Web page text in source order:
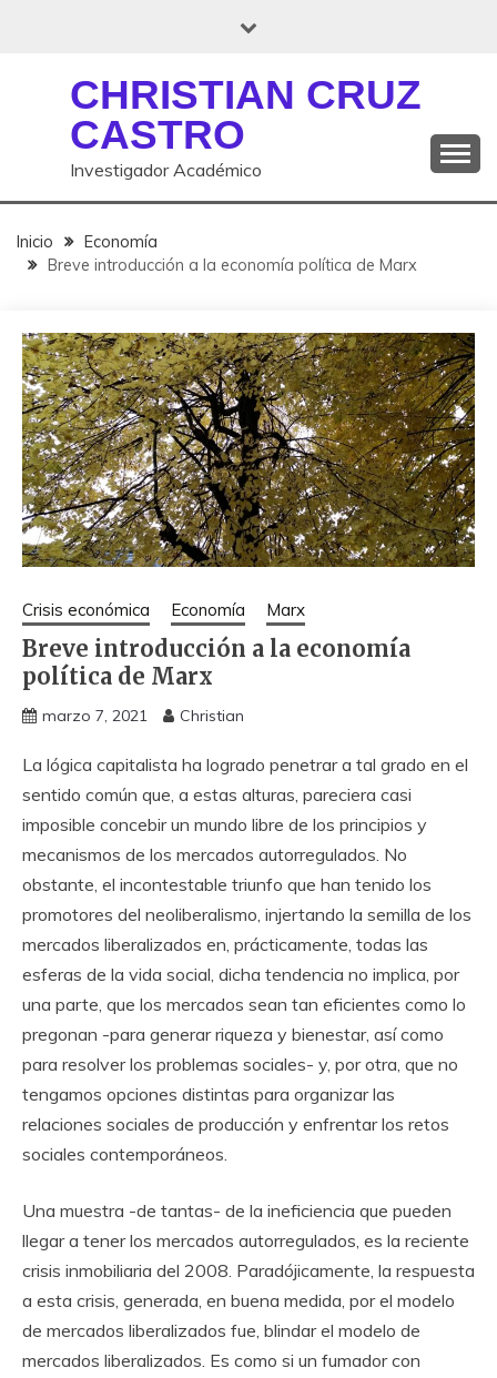
CHRISTIAN CRUZ
CASTRO
Investigador Académico
Inicio
Economía
Breve introducción a la economía política de Marx
Crisis económica Economía Marx
Breve introducción a la economía
política de Marx
marzo 7, 2021 Christian
La lógica capitalista ha logrado penetrar a tal grado en el
sentido común que, a estas alturas, pareciera casi
imposible concebir un mundo libre de los principios y
mecanismos de los mercados autorregulados. No
obstante, el incontestable triunfo que han tenido los
promotores del neoliberalismo, injertando la semilla de los
mercados liberalizados en, prácticamente, todas las
esferas de la vida social, dicha tendencia no implica, por
una parte, que los mercados sean tan eficientes como lo
pregonan -para generar riqueza y bienestar, así como
para resolver los problemas sociales- y, por otra, que no
tengamos opciones distintas para organizar las
relaciones sociales de producción y enfrentar los retos
sociales contemporáneos.
Una muestra -de tantas- de la ineficiencia que pueden
llegar a tener los mercados autorregulados, es la reciente
crisis inmobiliaria del 2008. Paradójicamente, la respuesta
a esta crisis, generada, en buena medida, por el modelo
de mercados liberalizados fue, blindar el modelo de
mercados liberalizados. Es como si un fumador con